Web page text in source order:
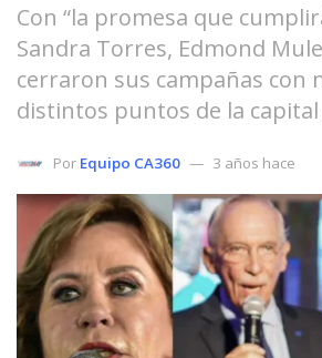
Con “la promesa que
Sandra Torres, Edmond
cerraron sus campañas con
distintos puntos de la
Por Equipo CA360 3 años hace